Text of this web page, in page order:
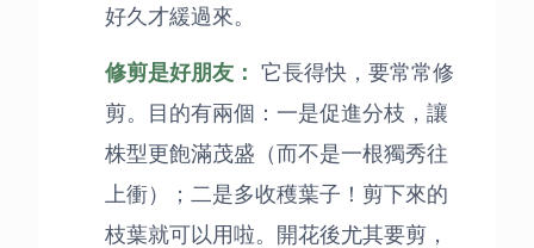
好久才緩過來。
修剪是好朋友： 它長得快，要常常修
剪。目的有兩個：一是促進分枝，讓
株型更飽滿茂盛（而不是一根獨秀往
上衝）；二是多收穫葉子！剪下來的
枝葉就可以用啦。開花後尤其要剪，